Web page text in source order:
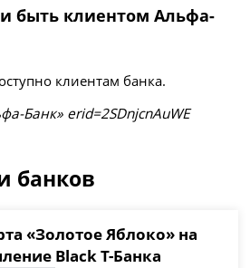
быть клиентом Альфа-
клиентам банка.
Банк» erid=2SDnjcnAuWE
банков
«Золотое Яблоко» на
Black Т-Банка